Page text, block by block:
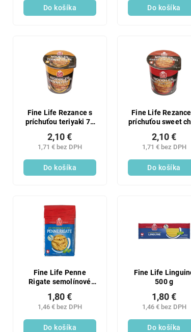
Do košíka Do košíka
Fine Life Rezance s
príchuťou teriyaki 75
1,71 € bez DPH
2,10 €
Do košíka
Fine Life
príchuťou sweet
1,71 € bez DPH
2,10 €
Do košíka
Fine Life Penne
Rigate semolínové
1,46 € bez DPH
1,80 €
Do košíka
Fine Life
500 g
1,46 € bez DPH
1,80 €
Do košíka